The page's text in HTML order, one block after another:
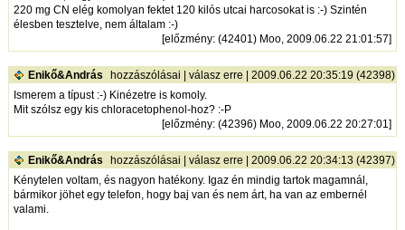
220 mg CN elég komolyan fektet 120 kilós utcai harcosokat is :-) Szintén
élesben tesztelve, nem általam :-)
[előzmény: (42401) Moo, 2009.06.22 21:01:57]
Enikő&András hozzászólásai |válasz erre | 2009.06.22 20:35:19 (42398)
Ismerem a típust :-) Kinézetre is komoly.
Mit szólsz egy kis chloracetophenol-hoz? :-P
[előzmény: (42396) Moo, 2009.06.22 20:27:01]
Enikő&András hozzászólásai |válasz erre | 2009.06.22 20:34:13 (42397)
Kénytelen voltam, és nagyon hatékony. Igaz én mindig tartok magamnál,
bármikor jöhet egy telefon, hogy baj van és nem árt, ha van az embernél
valami.